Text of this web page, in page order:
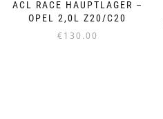
ACL RACE HAUPTLAGER –
OPEL 2,0L Z20/C20
€130.00